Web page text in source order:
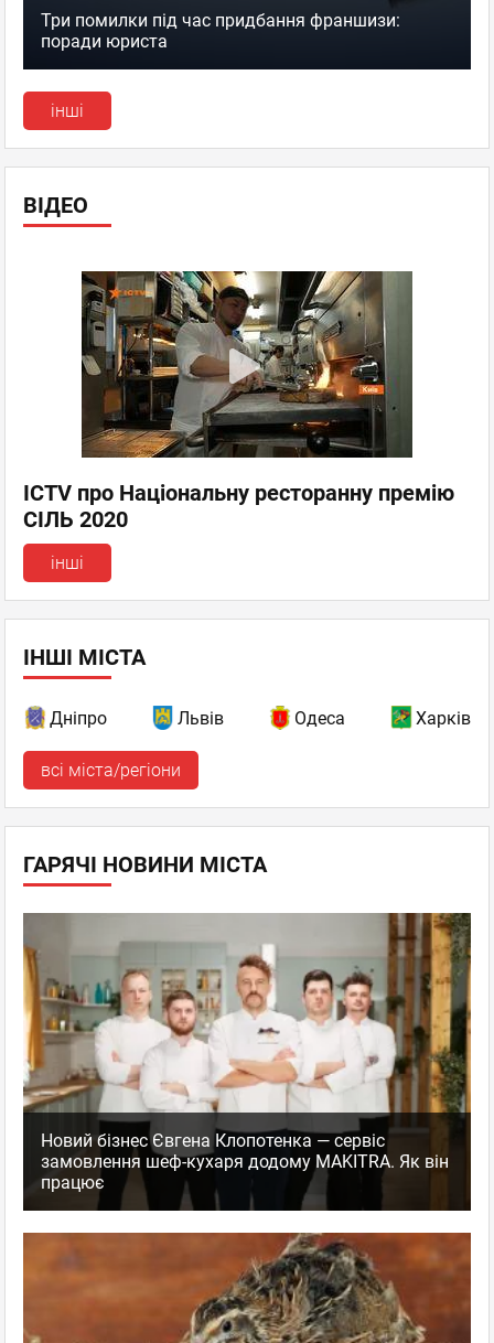
Три помилки під час придбання франшизи:
поради юриста
інші
ВІДЕО
ICTV про Національну ресторанну премію
СІЛЬ 2020
інші
ІНШІ МІСТА
Дніпро Львів Одеса Харків
всі міста/регіони
ГАРЯЧІ НОВИНИ МІСТА
Новий бізнес Євгена Клопотенка — сервіс
замовлення шеф-кухаря додому MAKITRA. Як він
працює